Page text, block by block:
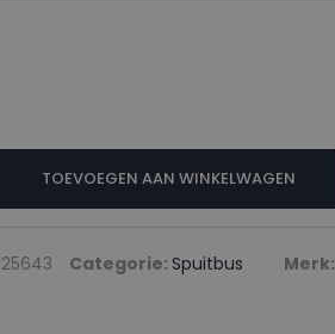
TOEVOEGEN AAN WINKELWAGEN
Categorie: Spuitbus Merk: